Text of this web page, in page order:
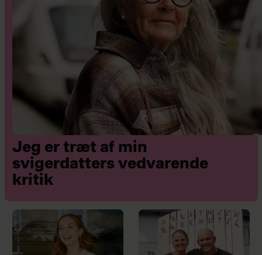
Jeg er træt af min
svigerdatters vedvarende
kritik